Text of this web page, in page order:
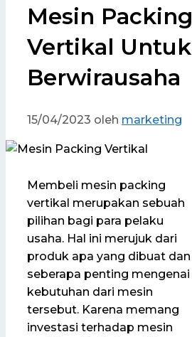
Mesin Packing
Vertikal Untuk
Berwirausaha
15/04/2023 oleh marketing
Membeli mesin packing
vertikal merupakan sebuah
pilihan bagi para pelaku
usaha. Hal ini merujuk dari
produk apa yang dibuat dan
seberapa penting mengenai
kebutuhan dari mesin
tersebut. Karena memang
investasi terhadap mesin